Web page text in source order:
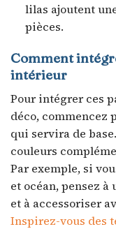
lilas ajoutent
pièces.
Comment
intérieur
Pour intégrer ces
déco,
qui servira de
couleurs
Par exemple, si
et océan, pensez
et à accessoriser
Inspirez-vous des